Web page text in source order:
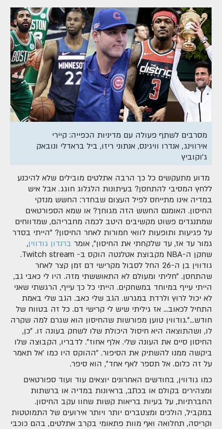
מסרבים לשתף פעולה עם מדיניות הכפייה: קיירי
אירווינג, אנדרו וויגינס, אנתוני ריזו, ביל בראדלי ונובאק
ג'וקוביץ
מדוע מתעקשים כל כך הרבה אתלטים מובילים שלא להיכנע
ללחץ המסיבי להתחסן? בעיתונות הלגלוג חוגג. אבל איש
במדיה אינו מתייחס לפיל העצום שבחדר: החשש מנזקי
החיסון. האומנם החשש הזה מגוחך? או שמא הספורטאים
שמתנגדים פשוט מקשיבים היטב לכמה מחבריהם, שמדווחים
על פגיעות ותופעות לוואי חמורות לאחר החיסון? "הייתי בסדר
גמור עד אז, עד שלקחתי את החיסון", אומר ברנדון גודווין,
שחקן ה-NBA מקבוצת אטלנטה הוקס ב- Twitch stream.
גודווין בן ה-26 החל לסבול מקרישי דם זמן קצר לאחר
שהתחסן. "חליתי ומעולם לא התאוששתי מזה. היו לי כאבי גב,
הייתי עייף במיוחד במשחקים. הייתי כל כך עייף, הרגשתי שאני
לא יכול לרוץ ולרדת במגרש. הגב שלי כאב. הגב שלי באמת
התחיל לכאוב... אז גיליתי שיש לי קרישי דם. כל זה בטווח של
חודש...".גודווין טוען מפורשות שהחיסון הוא שגרם למה שקרה
לו, ושהתוצאה היא חיסול היכולת שלו לשחק בעונה זו. "כן,
החיסון סיים את העונה שלי. אלף אחוז". לדבריו, הקבוצה שלו
ביקשה ממנו להשתיק את הסיפור. "ההוקס היו כמו 'אל תאמר
על זה כלום. אל תספר לאף אחד", הוא סיפר.
כמו גודווין, בחודשים האחרונים יוצאים עוד ועוד ספורטאים
ומצהירים בקולם או בכתב, בראיונות במדיה או ברשתות
החברתיות, על בעיות בריאות קשות שחוו עקב החיסון.
במקביל, הולכים ומצטברים יותר ויותר אירועים של התמוטטות
וקריסה, תחלואה ואף מוות פתאומי בקרב אתלטים, בהם כוכבי